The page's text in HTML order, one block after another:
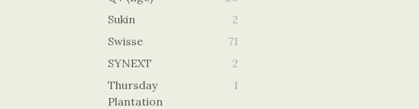
Sukin
2
Swisse
71
SYNEXT
2
Thursday
Plantation
1